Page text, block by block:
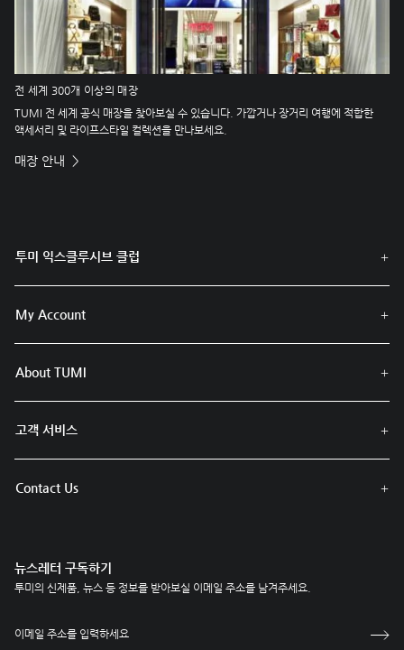
전 세계 300개 이상의 매장
TUMI 전 세계 공식 매장을 찾아보실 수 있습니다. 가깝거나 장거리 여행에 적합한
액세서리 및 라이프스타일 컬렉션을 만나보세요.
매장 안내
투미 익스클루시브 클럽
My Account
About TUMI
고객 서비스
Contact Us
뉴스레터 구독하기
투미의 신제품, 뉴스 등 정보를 받아보실 이메일 주소를 남겨주세요.